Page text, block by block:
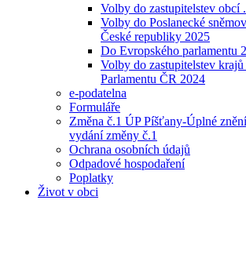
Volby do zastupitelstev obcí
Volby do Poslanecké
České republiky 2025
Do Evropského parlamentu
Volby do zastupitelstev krajů
Parlamentu ČR 2024
e-podatelna
Formuláře
Změna č.1 ÚP Píšťany-Úplné
vydání změny č.1
Ochrana osobních údajů
Odpadové hospodaření
Poplatky
Život v obci